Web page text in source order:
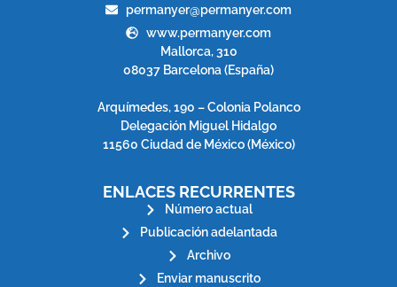
permanyer@permanyer.com
www.permanyer.com
Mallorca, 310
08037 Barcelona (España)
Arquímedes, 190 – Colonia Polanco
Delegación Miguel Hidalgo
11560 Ciudad de México (México)
ENLACES RECURRENTES
Número actual
Publicación adelantada
Archivo
Enviar manuscrito